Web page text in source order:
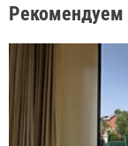
Рекомендуем